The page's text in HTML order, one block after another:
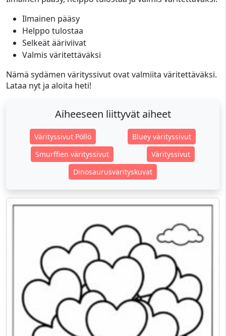
Ilmainen pääsy
Helppo tulostaa
Selkeät ääriviivat
Valmis väritettäväksi
Nämä sydämen värityssivut ovat valmiita väritettäväksi.
Lataa nyt ja aloita heti!
Aiheeseen liittyvät aiheet
Värityssivut Pöllö
Bluey värityssivut
Smurffien värityssivut
Värityssivut
Dinosaurusvärityskuvat